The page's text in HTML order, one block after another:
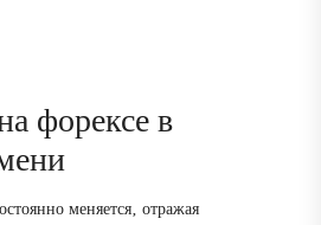
форексе в
меняется‚ отражая